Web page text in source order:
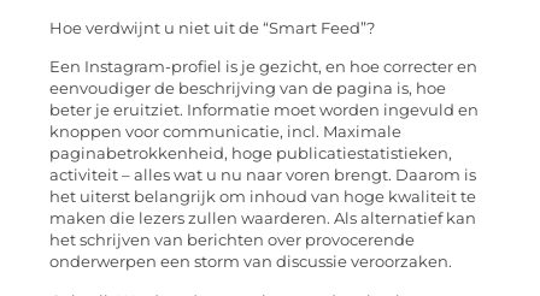
Hoe verdwijnt u niet uit de “Smart Feed”?
Een Instagram-profiel is je gezicht, en hoe correcter en
eenvoudiger de beschrijving van de pagina is, hoe
beter je eruitziet. Informatie moet worden ingevuld en
knoppen voor communicatie, incl. Maximale
paginabetrokkenheid, hoge publicatiestatistieken,
activiteit – alles wat u nu naar voren brengt. Daarom is
het uiterst belangrijk om inhoud van hoge kwaliteit te
maken die lezers zullen waarderen. Als alternatief kan
het schrijven van berichten over provocerende
onderwerpen een storm van discussie veroorzaken.